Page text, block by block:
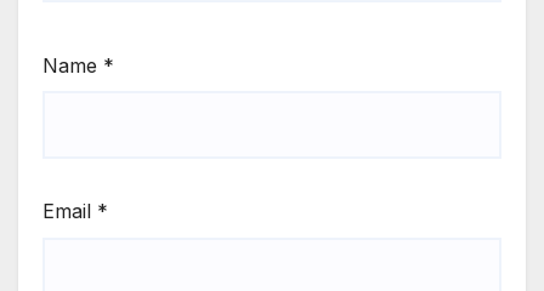
Name *
Email *